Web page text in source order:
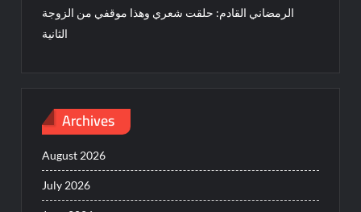
الرمضاني القادم: حلقت شعري وهذا موقفي من الزوجة
الثانية
Archives
August 2026
July 2026